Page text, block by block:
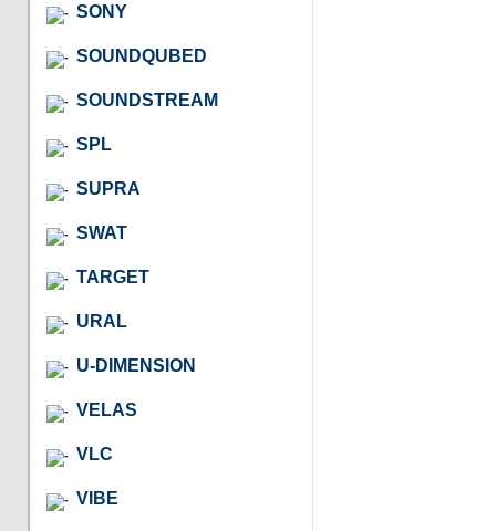
SONY
SOUNDQUBED
SOUNDSTREAM
SPL
SUPRA
SWAT
TARGET
URAL
U-DIMENSION
VELAS
VLC
VIBE